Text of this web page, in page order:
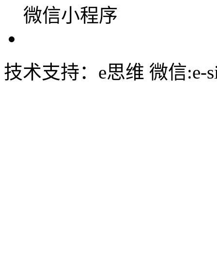
微信小程序
技术支持：e思维 微信:e-